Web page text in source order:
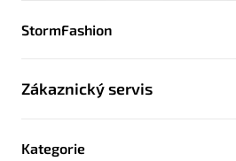
StormFashion
Zákaznický servis
Kategorie